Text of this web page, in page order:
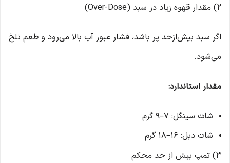
2) مقدار قهوه زیاد در سبد (Over-Dose)
اگر سبد بیش‌ازحد پر باشد، فشار عبور آب بالا می‌رود و طعم تلخ
می‌شود.
مقدار استاندارد:
شات سینگل: 7–9 گرم
شات دبل: 16–18 گرم
3) تمپ بیش از حد محکم